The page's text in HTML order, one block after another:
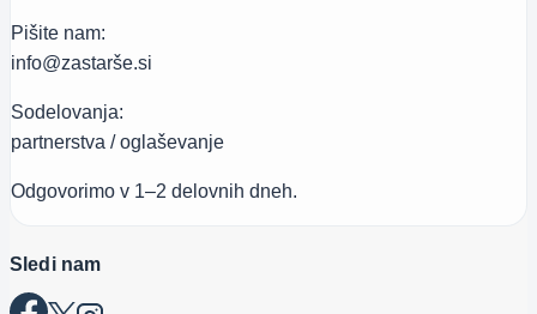
Pišite nam:
info@zastarše.si
Sodelovanja:
partnerstva / oglaševanje
Odgovorimo v 1–2 delovnih dneh.
Sledi nam